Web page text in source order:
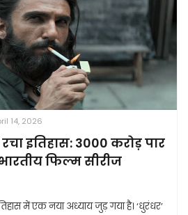
14, 2026
इतिहास: 3000 करोड़ पार
फिल्म सीरीज
में एक नया अध्याय जुड़ गया है। ‘धुरंधर’